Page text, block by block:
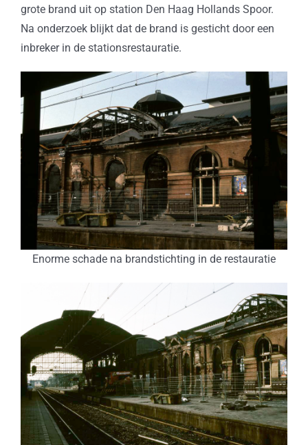
grote brand uit op station Den Haag Hollands Spoor.
Na onderzoek blijkt dat de brand is gesticht door een
inbreker in de stationsrestauratie.
Enorme schade na brandstichting in de restauratie